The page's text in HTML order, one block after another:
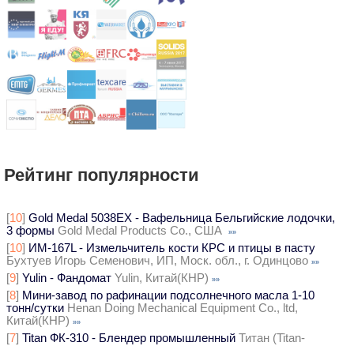
Рейтинг популярности
[10] Gold Medal 5038EX - Вафельница Бельгийские лодочки,
3 формы Gold Medal Products Co., США »»
[10] ИМ-167L - Измельчитель кости КРС и птицы в пасту
Бухтуев Игорь Семенович, ИП, Моск. обл., г. Одинцово »»
[9] Yulin - Фандомат Yulin, Китай(КНР) »»
[8] Мини-завод по рафинации подсолнечного масла 1-10
тонн/сутки Henan Doing Mechanical Equipment Co., ltd,
Китай(КНР) »»
[7] Titan ФК-310 - Блендер промышленный Титан (Titan-